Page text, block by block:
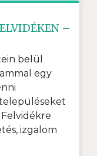
–
belül
egy
izgalom